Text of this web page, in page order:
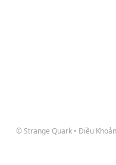
© Strange Quark • Điều Khoản